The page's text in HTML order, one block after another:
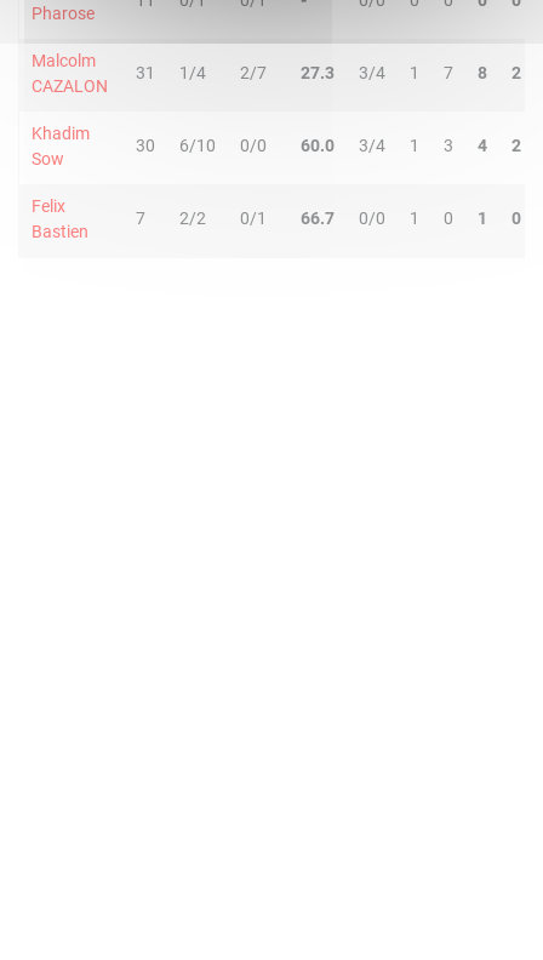
Pharose
Malcolm
CAZALON
31 1/4 2/7 27.3 3/4 1 7 8 2
Khadim
Sow
30 6/10 0/0 60.0 3/4 1 3 4 2
Felix
Bastien
7 2/2 0/1 66.7 0/0 1 0 1 0